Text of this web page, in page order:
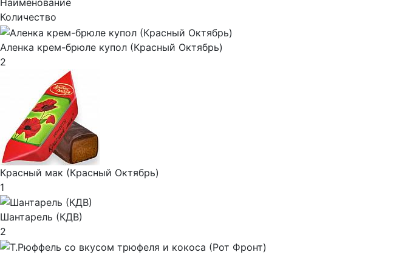
Наименование
Количество
Аленка крем-брюле купол (Красный Октябрь)
2
Красный мак (Красный Октябрь)
1
Шантарель (КДВ)
2